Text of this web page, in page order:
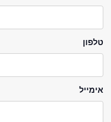
טלפון
אימייל